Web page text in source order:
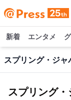
新着 エンタメ
スプリング・ジャ
スプリング